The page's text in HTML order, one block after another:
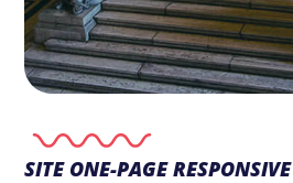
SITE ONE-PAGE RESPONSIVE